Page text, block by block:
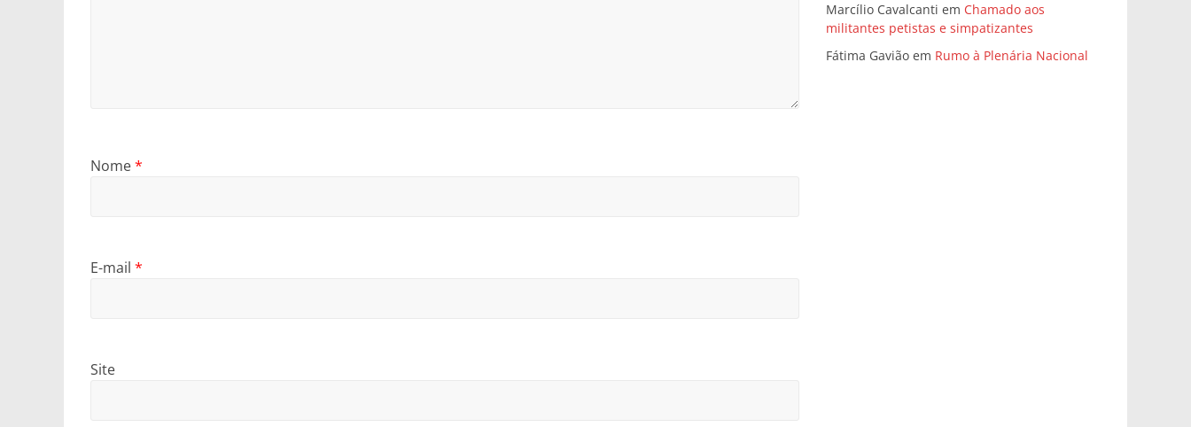
Nome*
E-mail *
Site
Marcílio Cavalcanti em Chamado aos
militantes petistas e simpatizantes
Fátima Gavião em Rumo à Plenária Nacional